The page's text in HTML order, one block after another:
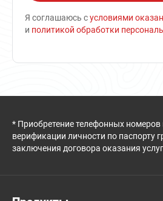
Я соглашаюсь сусловиями
и политикой обработки
* Приобретение телефонных
верификации личности по паспорту
заключения договора оказания